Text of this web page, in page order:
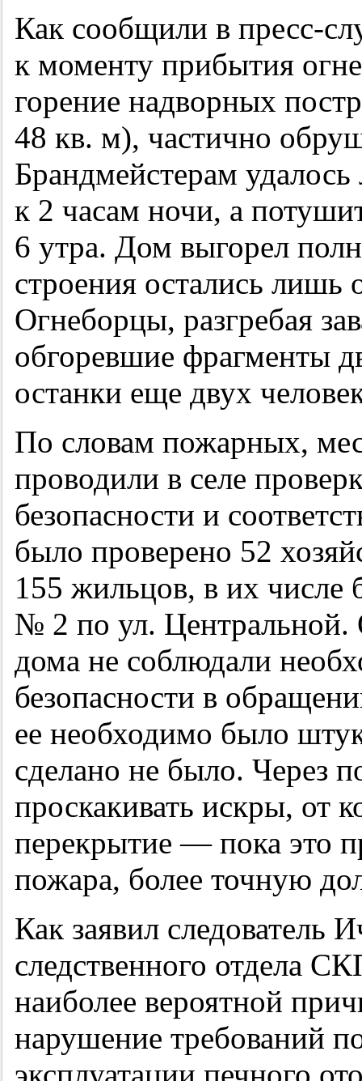
Как сообщили в
к моменту прибытия
горение надворных
48 кв. м), частично
Брандмейстерам удалось
к 2 часам ночи, а
6 утра. Дом выгорел
строения остались лишь
Огнеборцы, разгребая
обгоревшие фрагменты
останки еще двух
По словам пожарных,
проводили в селе
безопасности и
было проверено 52
155 жильцов, в их
№ 2 по ул. Центральной.
дома не соблюдали
безопасности в
ее необходимо было
сделано не было. Через
проскакивать искры, от
перекрытие — пока это
пожара, более точную
Как заявил следователь
следственного отдела
наиболее вероятной
нарушение требований